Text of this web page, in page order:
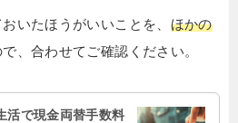
いたほうがいいことを、 ほかの
、合わせてご確認ください。
活で現金両替手数料